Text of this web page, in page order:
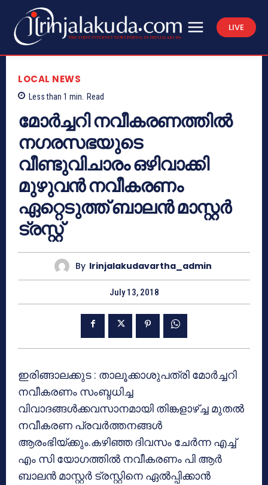
LIVE
LOCAL NEWS
Less than 1 min. Read
മോര്‍ച്ചറി നവീകരണത്തില്‍
നഗരസഭയുടെ
വീണ്ടുവിചാരം ഒഴിവാക്കി
മുഴുവന്‍ നവീകരണം
ഏറ്റെടുത്ത് ബാലന്‍ മാസ്റ്റര്‍
ട്രസ്റ്റ്
By Irinjalakudavartha_admin
July 13, 2018
ഇരിങ്ങാലക്കുട : താലൂക്കാശുപത്രി മോര്‍ച്ചറി
നവീകരണം സംബ്ദധിച്ച
വിവാദങ്ങള്‍ക്കവസാനമായി തിങ്കളാഴ്ച്ച മുതല്‍
നവീകരണ പ്രവര്‍ത്തനങ്ങള്‍
ആരംഭിയ്ക്കും.കഴിഞ്ഞ ദിവസം ചേര്‍ന്ന എച്ച്
എം സി യോഗത്തില്‍ നവീകരണം പി ആര്‍
ബാലന്‍ മാസ്റ്റര്‍ ട്രസ്റ്റിനെ ഏല്‍പ്പിക്കാന്‍